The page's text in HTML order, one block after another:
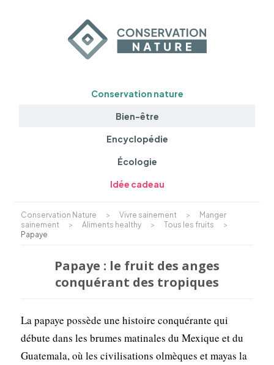
Conservation nature
Bien-être
Encyclopédie
Écologie
Idée cadeau
Conservation Nature > Vivre sainement >
Manger
sainement
> Aliments healthy > Tous les fruits
>
Papaye
Papaye : le fruit des anges
conquérant des tropiques
La papaye possède une histoire conquérante qui
débute dans les brumes matinales du Mexique et du
Guatemala, où les civilisations olmèques et mayas la